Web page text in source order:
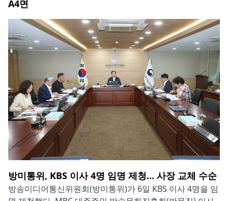
A4면
방미통위, KBS 이사 4명 임명 제청… 사장 교체 수순
방송미디어통신위원회(방미통위)가 6일 KBS 이사 4명을 임